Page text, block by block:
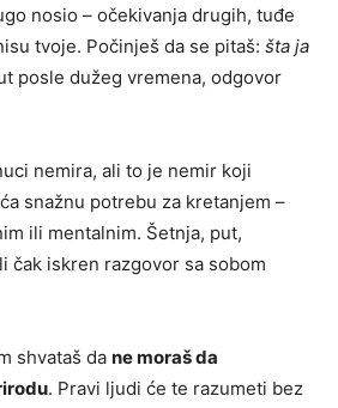
nosio – očekivanja drugih, tuđe
tvoje. Počinješ da se pitaš: šta ja
posle dužeg vremena, odgovor
nemira, ali to je nemir koji
snažnu potrebu za kretanjem –
ili mentalnim. Šetnja, put,
čak iskren razgovor sa sobom
shvataš da ne moraš da
. Pravi ljudi će te razumeti bez